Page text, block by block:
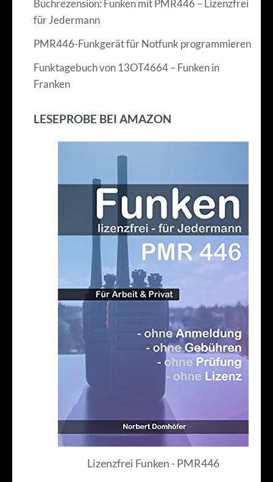
Buchrezension: Funken mit PMR446 – Lizenzfrei
für Jedermann
PMR446-Funkgerät für Notfunk programmieren
Funktagebuch von 13OT4664 – Funken in
Franken
LESEPROBE BEI AMAZON
Lizenzfrei Funken - PMR446